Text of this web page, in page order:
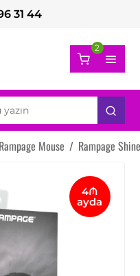
31 44
2
Rampage Mouse / Rampage
4₼
ayda